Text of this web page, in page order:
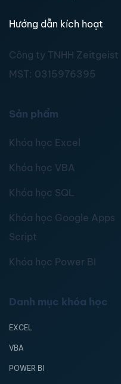
Hướng dẫn kích hoạt
Công ty TNHH Zeitgeist
MST: 0315976395
Sản phẩm
Khóa học Excel
Khóa học VBA
Khóa học SQL
Khóa học Google Apps
Script
Khóa học Power BI
Danh mục khóa học
EXCEL
VBA
POWER BI